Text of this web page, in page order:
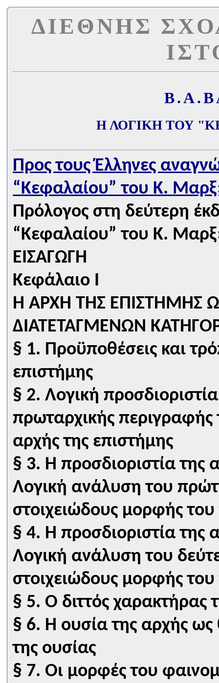
ΔΙΕΘΝΗΣ
Η ΛΟΓΙΚΗ ΤΟΥ
Προς τους Έλληνες
“Κεφαλαίου” του Κ.
Πρόλογος στη δεύτερη
“Κεφαλαίου” του Κ.
ΕΙΣΑΓΩΓΗ
Κεφάλαιο I
Η ΑΡΧΗ ΤΗΣ ΕΠΙΣΤΗΜΗΣ
ΔΙΑΤΕΤΑΓΜΕΝΩΝ
§ 1. Προϋποθέσεις και
επιστήμης
§ 2. Λογική
πρωταρχικής περιγραφής
αρχής της επιστήμης
§ 3. Η προσδιοριστία της
Λογική ανάλυση του
στοιχειώδους μορφής του
§ 4. Η προσδιοριστία της
Λογική ανάλυση του
στοιχειώδους μορφής του
§ 5. Ο διττός χαρακτήρας
§ 6. Η ουσία της αρχής ως
της ουσίας
§ 7. Οι μορφές του